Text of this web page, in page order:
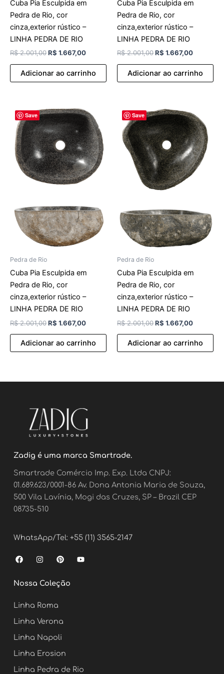
Cuba Pia Esculpida em
Pedra de Rio, cor
cinza,exterior rústico –
LINHA PEDRA DE RIO
R$2.001,00R$ 1.667,00
Adicionar ao carrinho
Cuba Pia Esculpida em
Pedra de Rio, cor
cinza,exterior rústico –
LINHA PEDRA DE RIO
R$2.001,00R$ 1.667,00
Adicionar ao carrinho
Save
Pedra de Rio
Cuba Pia Esculpida em
Pedra de Rio, cor
cinza,exterior rústico –
LINHA PEDRA DE RIO
R$2.001,00
O
preço
original
era:
R$ 2.001,00.
R$ 1.667,00
preço
atual
é:
R$ 1.667,00.
Adicionar ao carrinho
Save
Pedra de Rio
Cuba Pia Esculpida em
Pedra de Rio, cor
cinza,exterior rústico –
LINHA PEDRA DE RIO
R$2.001,00
preço
original
era:
R$ 2.001,00.
R$ 1.667,00
preço
atual
é:
R$
Adicionar ao carrinho
Zadig é uma marca Smartrade.
Smartrade Comércio Imp. Exp. Ltda CNPJ:
01.689.623/0001-86 Av. Dona Antonia Maria de Souza,
500 Vila Lavínia, Mogi das Cruzes, SP – Brazil CEP
08735-510
WhatsApp/Tel: +55 (11) 3565-2147
F
a
e
b
o
k
I
n
t
a
r
a
m
P
i
t
e
Y
o
Nossa Coleção
Linha Roma
Linha Verona
Linha Napoli
Linha Erosion
Linha Pedra de Rio